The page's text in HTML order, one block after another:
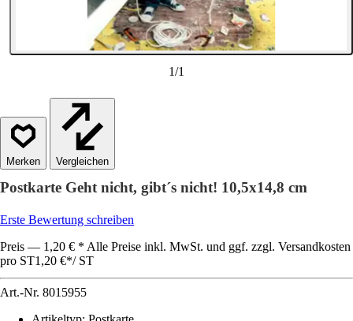
1/1
Vergleichen
Postkarte Geht nicht, gibt´s nicht! 10,5x14,8 cm
Erste Bewertung schreiben
Preis — 1,20 € * Alle Preise inkl. MwSt. und ggf. zzgl. Versandkosten
pro ST1,20 €*/ ST
Art.-Nr. 8015955